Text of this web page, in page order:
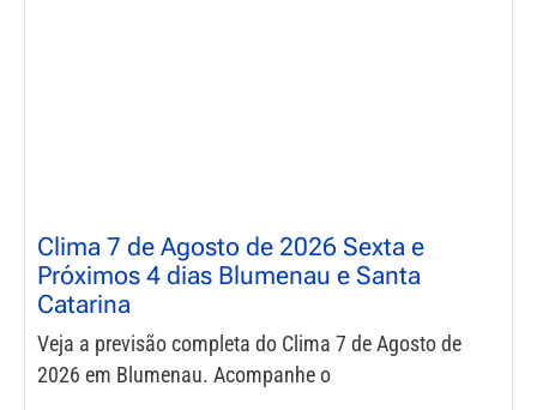
Clima 7 de Agosto de 2026 Sexta e
Próximos 4 dias Blumenau e Santa
Catarina
Veja a previsão completa do Clima 7 de Agosto de
2026 em Blumenau. Acompanhe o